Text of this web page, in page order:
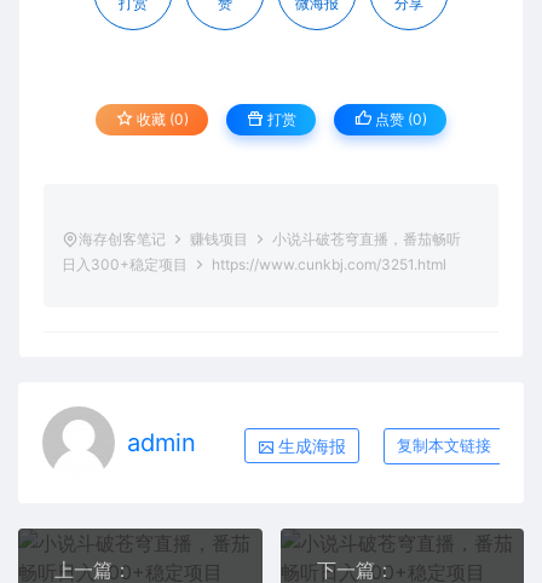
收藏 (0) 打赏 点赞 (0)
海存创客笔记 赚钱项目
小说斗破苍穹直播，番茄畅听
日入300+稳定项目
https://www.cunkbj.com/3251.html
admin 生成海报 复制本文链接
上一篇：
下一篇：